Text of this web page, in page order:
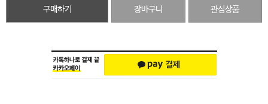
구매하기 장바구니 관심상품